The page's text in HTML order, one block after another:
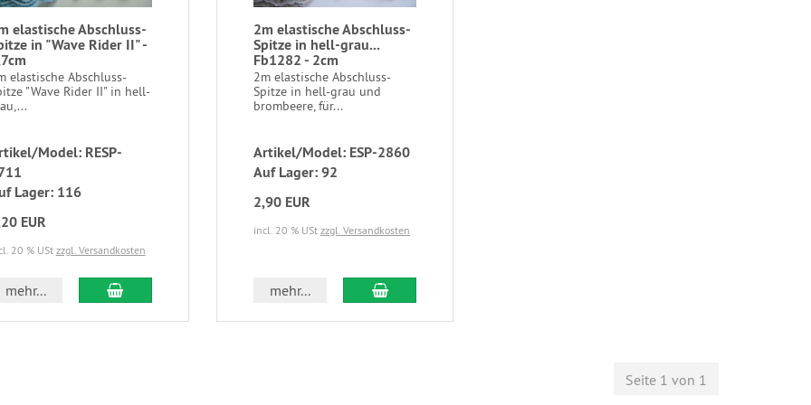
elastische Abschluss-
in "Wave Rider II" -
elastische Abschluss-
"Wave Rider II" in hell-
Model: RESP-
Lager: 116
EUR
20 % USt zzgl. Versandkosten
mehr...
2m elastische Abschluss-
Spitze in hell-grau...
Fb1282 - 2cm
2m elastische Abschluss-
Spitze in hell-grau und
brombeere, für...
Artikel/Model: ESP-2860
Auf Lager: 92
2,90 EUR
incl. 20 % USt zzgl. Versandkosten
mehr...
Seite 1 von 1